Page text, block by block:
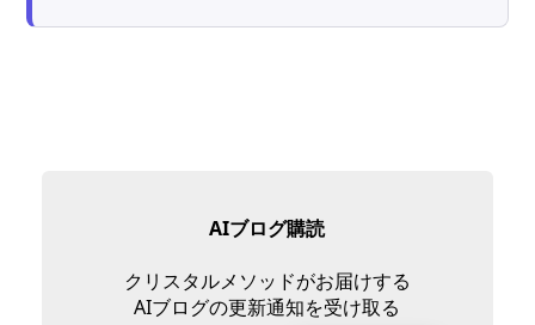
AIブログ購読
クリスタルメソッドがお届けする
AIブログの更新通知を受け取る